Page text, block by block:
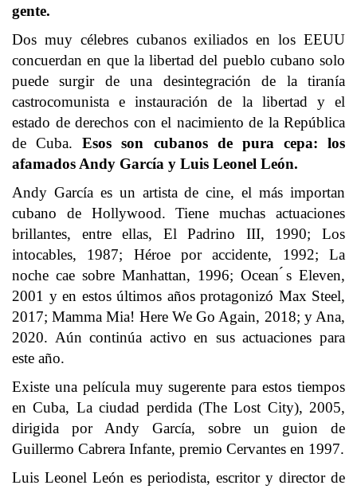
gente.
Dos muy célebres cubanos exiliados en los EEUU
concuerdan en que la libertad del pueblo cubano solo
puede surgir de una desintegración de la tiranía
castrocomunista e instauración de la libertad y el
estado de derechos con el nacimiento de la República
de Cuba. Esos son cubanos de pura cepa: los
afamados Andy García y Luis Leonel León.
Andy García es un artista de cine, el más importan
cubano de Hollywood. Tiene muchas actuaciones
brillantes, entre ellas, El Padrino III, 1990; Los
intocables, 1987; Héroe por accidente, 1992; La
noche cae sobre Manhattan, 1996; Ocean ́s Eleven,
2001 y en estos últimos años protagonizó Max Steel,
2017; Mamma Mia! Here We Go Again, 2018; y Ana,
2020. Aún continúa activo en sus actuaciones para
este año.
Existe una película muy sugerente para estos tiempos
en Cuba, La ciudad perdida (The Lost City), 2005,
dirigida por Andy García, sobre un guion de
Guillermo Cabrera Infante, premio Cervantes en 1997.
Luis Leonel León es periodista, escritor y director de